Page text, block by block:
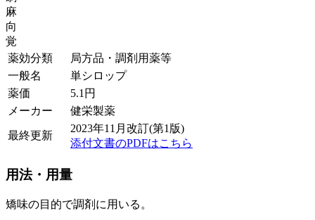
麻
向
覚
薬効分類
局方品・調剤用薬等
一般名
単シロップ
薬価
5.1 円
メーカー
健栄製薬
最終更新
2023年11月改訂(第1版)
添付文書のPDFはこちら
用法・用量
矯味の目的で調剤に用いる。